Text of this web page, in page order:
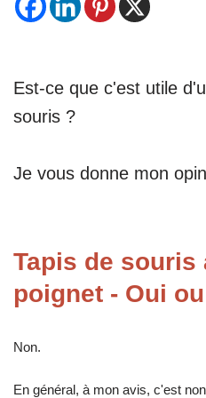
Est-ce que c'est utile
souris ?
Je vous donne mon
Tapis de souris
poignet - Oui
Non.
En général, à mon avis, c'est